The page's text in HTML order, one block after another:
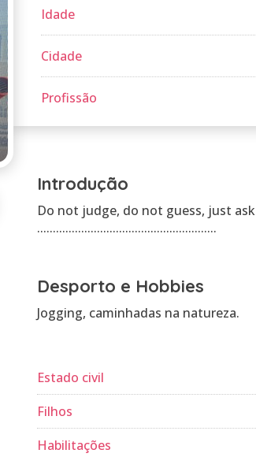
Idade
Cidade
Profissão
Introdução
Do not judge, do not guess, just ask
.........................................................
Desporto e Hobbies
Jogging, caminhadas na natureza.
Estado civil
Filhos
Habilitações